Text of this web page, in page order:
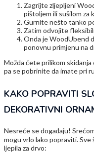
Zagrijte zljepljeni
pištoljem ili sušilom za
Gurnite nešto tanko
Zatim odvojite
Onda je WoodUbend
ponovnu primjenu na
Možda ćete prilikom
pa se pobrinite da imate pri
KAKO POPRAVITI
DEKORATIVNI
Nesreće se događaju!
mogu vrlo lako popraviti.
ljepila za drvo: